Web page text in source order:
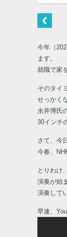
今年（
ます。
就職で家
そのタイ
せっかく
永井博氏
30インチ
さて、今
今春、
とりわけ
演奏が始
演奏して
早速、